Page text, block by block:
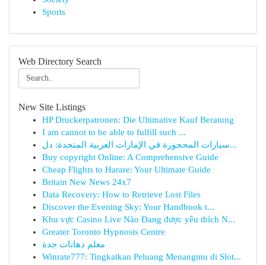
Sports
Web Directory Search
New Site Listings
HP Druckerpatronen: Die Ultimative Kauf Beratung
I am cannot to be able to fulfill such ...
سيارات المحجوزة في الإمارات العربية المتحدة: دل...
Buy copyright Online: A Comprehensive Guide
Cheap Flights to Harare: Your Ultimate Guide
Britain New News 24x7
Data Recovery: How to Retrieve Lost Files
Discover the Evening Sky: Your Handbook t...
Khu vực Casino Live Nào Đang được yêu thích N...
Greater Toronto Hypnosis Centre
معلم دهانات جدة
Winrate777: Tingkatkan Peluang Menangmu di Slot...